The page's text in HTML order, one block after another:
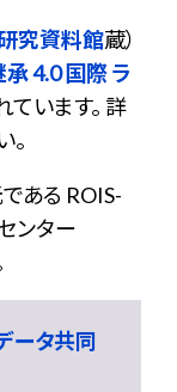
究資料館蔵）
承 4.0 国際 ラ
います。 詳
。
ある ROIS-
ンター
ータ共同